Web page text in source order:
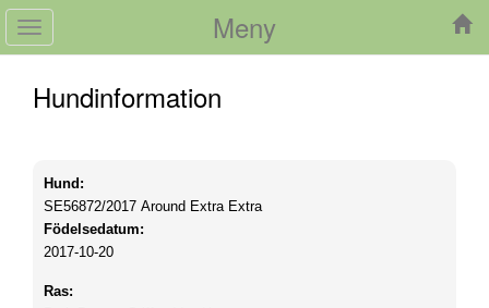
Meny
Toggle
navigation
Hundinformation
Hund:
SE56872/2017 Around Extra Extra
Födelsedatum:
2017-10-20
Ras: